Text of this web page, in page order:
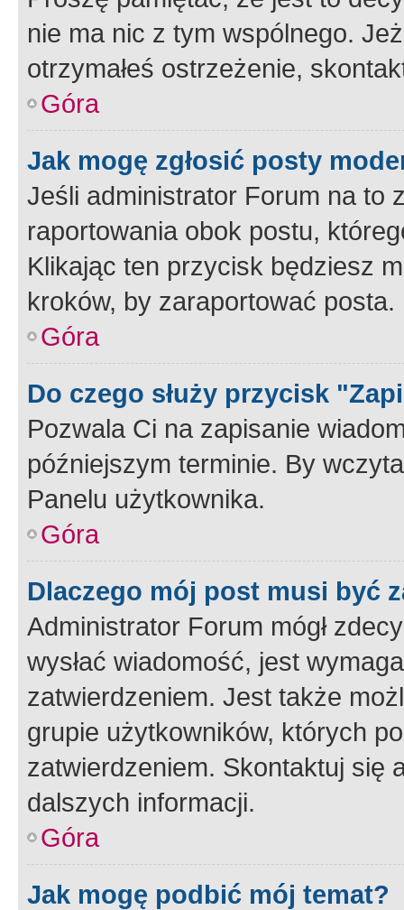
nie ma nic z tym wspólnego.
otrzymałeś ostrzeżenie,
Góra
Jak mogę zgłosić posty
Jeśli administrator Forum na to
raportowania obok postu,
Klikając ten przycisk będziesz
kroków, by zaraportować posta.
Góra
Do czego służy przycisk
Pozwala Ci na zapisanie
późniejszym terminie. By
Panelu użytkownika.
Góra
Dlaczego mój post musi być
Administrator Forum mógł
wysłać wiadomość, jest
zatwierdzeniem. Jest także
grupie użytkowników, których
zatwierdzeniem. Skontaktuj się
dalszych informacji.
Góra
Jak mogę podbić mój temat?